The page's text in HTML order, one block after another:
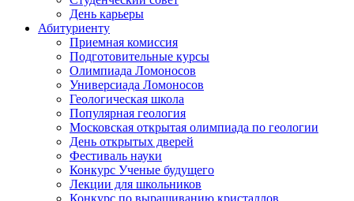
День карьеры
Абитуриенту
Приемная комиссия
Подготовительные курсы
Олимпиада Ломоносов
Универсиада Ломоносов
Геологическая школа
Популярная геология
Московская открытая олимпиада по геологии
День открытых дверей
Фестиваль науки
Конкурс Ученые будущего
Лекции для школьников
Конкурс по выращиванию кристаллов